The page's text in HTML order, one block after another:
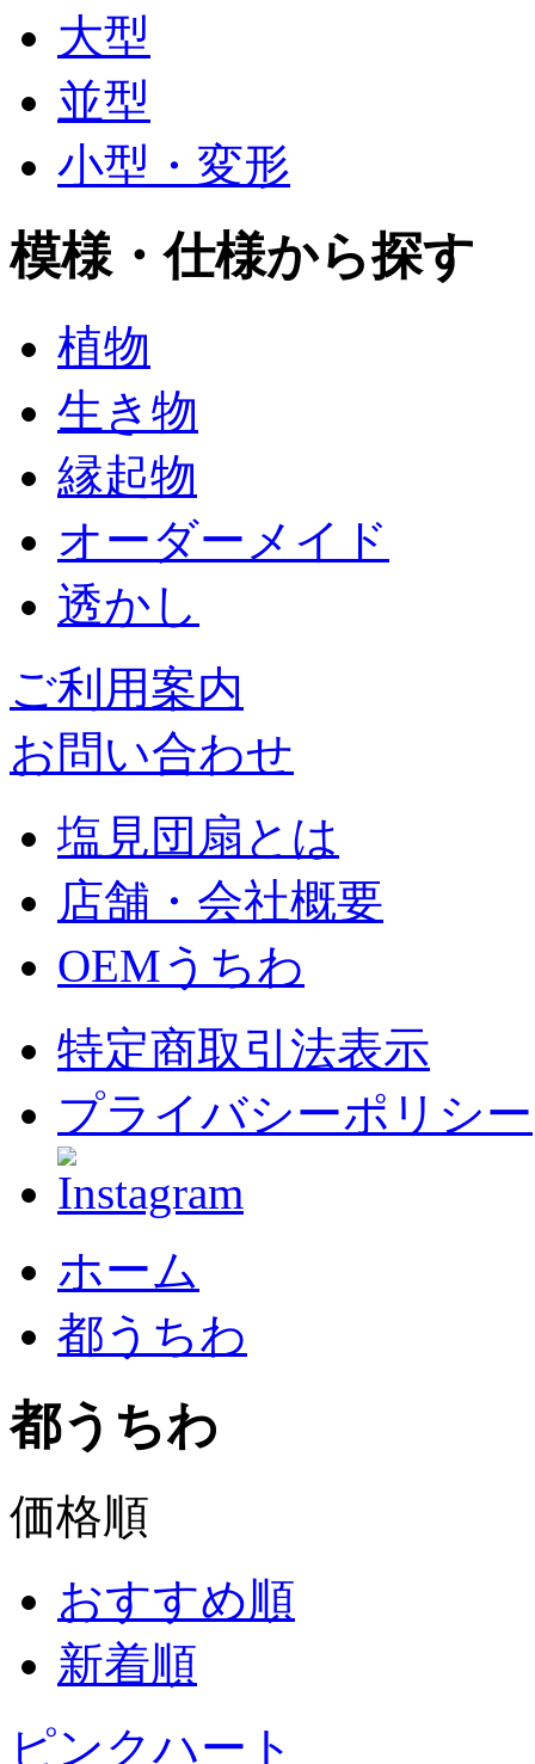
大型
並型
小型・変形
模様・仕様から探す
植物
生き物
縁起物
オーダーメイド
透かし
ご利用案内
お問い合わせ
塩見団扇とは
店舗・会社概要
OEMうちわ
特定商取引法表示
プライバシーポリシー
ホーム
都うちわ
都うちわ
価格順
おすすめ順
新着順
ピンクハート